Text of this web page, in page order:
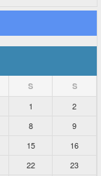
S S
1
2
8
9
15
16
22
23